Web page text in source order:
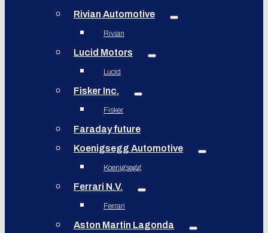
Rivian Automotive
Rivian
Lucid Motors
Lucid
Fisker Inc.
Fisker
Faraday future
Koenigsegg Automotive
Koenigsegg
Ferrari N.V.
Ferrari
Aston Martin Lagonda